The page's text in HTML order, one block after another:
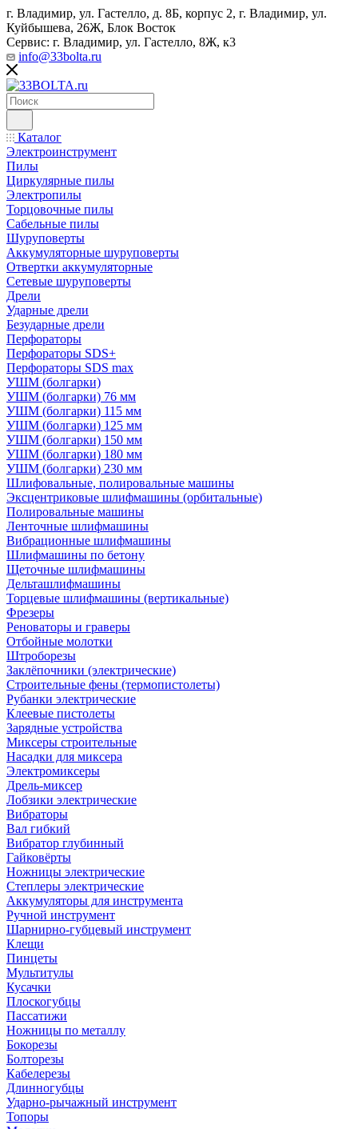
г. Владимир, ул. Гастелло, д. 8Б, корпус 2, г. Владимир, ул. ​
Куйбышева, 26Ж, Блок Восток
Сервис: г. Владимир, ул. Гастелло, 8Ж, к3
info@33bolta.ru
Каталог
Электроинструмент
Пилы
Циркулярные пилы
Электропилы
Торцовочные пилы
Сабельные пилы
Шуруповерты
Аккумуляторные шуруповерты
Отвертки аккумуляторные
Сетевые шуруповерты
Дрели
Ударные дрели
Безударные дрели
Перфораторы
Перфораторы SDS+
Перфораторы SDS max
УШМ (болгарки)
УШМ (болгарки) 76 мм
УШМ (болгарки) 115 мм
УШМ (болгарки) 125 мм
УШМ (болгарки) 150 мм
УШМ (болгарки) 180 мм
УШМ (болгарки) 230 мм
Шлифовальные, полировальные машины
Эксцентриковые шлифмашины (орбитальные)
Полировальные машины
Ленточные шлифмашины
Вибрационные шлифмашины
Шлифмашины по бетону
Щеточные шлифмашины
Дельташлифмашины
Торцевые шлифмашины (вертикальные)
Фрезеры
Реноваторы и граверы
Отбойные молотки
Штроборезы
Заклёпочники (электрические)
Строительные фены (термопистолеты)
Рубанки электрические
Клеевые пистолеты
Зарядные устройства
Миксеры строительные
Насадки для миксера
Электромиксеры
Дрель-миксер
Лобзики электрические
Вибраторы
Вал гибкий
Вибратор глубинный
Гайковёрты
Ножницы электрические
Степлеры электрические
Аккумуляторы для инструмента
Ручной инструмент
Шарнирно-губцевый инструмент
Клещи
Пинцеты
Мультитулы
Кусачки
Плоскогубцы
Пассатижи
Ножницы по металлу
Бокорезы
Болторезы
Кабелерезы
Длинногубцы
Ударно-рычажный инструмент
Топоры